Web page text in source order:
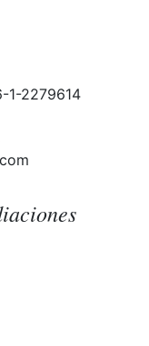
1-2279614